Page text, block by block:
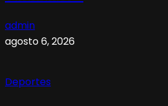
admin
agosto 6, 2026
Deportes